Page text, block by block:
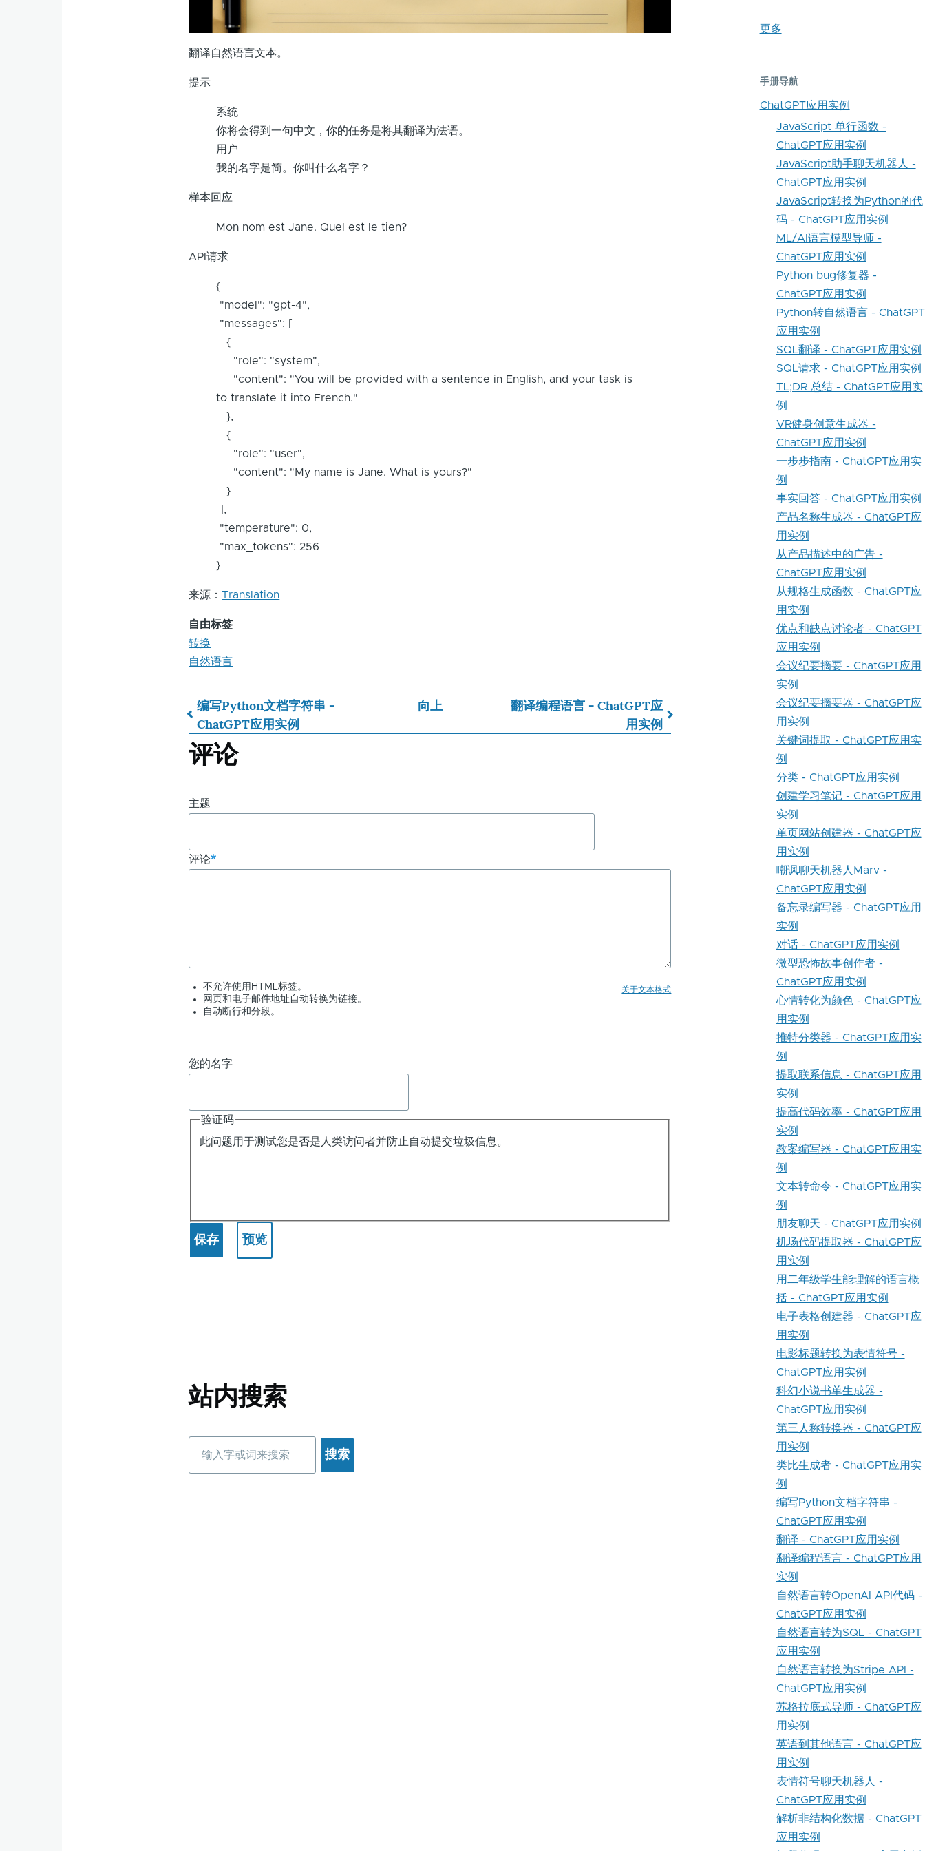
翻译自然语言文本。
提示
系统
你将会得到一句中文，你的任务是将其翻译为法语。
用户
我的名字是简。你叫什么名字？
样本回应
Mon nom est Jane. Quel est le tien?
API请求
{
"model": "gpt-4",
"messages": [
{
"role": "system",
"content": "You will be provided with a sentence in English, and your task is
to translate it into French."
},
{
"role": "user",
"content": "My name is Jane. What is yours?"
}
],
"temperature": 0,
"max_tokens": 256
}
来源：Translation
自由标签
转换
自然语言
书
籍
遍
历
译
ChatGPT
应
用
例
编写Python文档字符串 -
ChatGPT应用实例
向上
翻译编程语言 - ChatGPT应
用实例
评论
主题
评论
关于文本格式
不允许使用HTML标签。
网页和电子邮件地址自动转换为链接。
自动断行和分段。
您的名字
验证码
此问题用于测试您是否是人类访问者并防止自动提交垃圾信息。
站内搜索
更多
手册导航
ChatGPT应用实例
JavaScript 单行函数 -
ChatGPT应用实例
JavaScript助手聊天机器人 -
ChatGPT应用实例
JavaScript转换为Python的代
码 - ChatGPT应用实例
ML/AI语言模型导师 -
ChatGPT应用实例
Python bug修复器 -
ChatGPT应用实例
Python转自然语言 - ChatGPT
应用实例
SQL翻译 - ChatGPT应用实例
SQL请求 - ChatGPT应用实例
TL;DR 总结 - ChatGPT应用实
例
VR健身创意生成器 -
ChatGPT应用实例
一步步指南 - ChatGPT应用实
例
事实回答 - ChatGPT应用实例
产品名称生成器 - ChatGPT应
用实例
从产品描述中的广告 -
ChatGPT应用实例
从规格生成函数 - ChatGPT应
用实例
优点和缺点讨论者 - ChatGPT
应用实例
会议纪要摘要 - ChatGPT应用
实例
会议纪要摘要器 - ChatGPT应
用实例
关键词提取 - ChatGPT应用实
例
分类 - ChatGPT应用实例
创建学习笔记 - ChatGPT应用
实例
单页网站创建器 - ChatGPT应
用实例
嘲讽聊天机器人Marv -
ChatGPT应用实例
备忘录编写器 - ChatGPT应用
实例
对话 - ChatGPT应用实例
微型恐怖故事创作者 -
ChatGPT应用实例
心情转化为颜色 - ChatGPT应
用实例
推特分类器 - ChatGPT应用实
例
提取联系信息 - ChatGPT应用
实例
提高代码效率 - ChatGPT应用
实例
教案编写器 - ChatGPT应用实
例
文本转命令 - ChatGPT应用实
例
朋友聊天 - ChatGPT应用实例
机场代码提取器 - ChatGPT应
用实例
用二年级学生能理解的语言概
括 - ChatGPT应用实例
电子表格创建器 - ChatGPT应
用实例
电影标题转换为表情符号 -
ChatGPT应用实例
科幻小说书单生成器 -
ChatGPT应用实例
第三人称转换器 - ChatGPT应
用实例
类比生成者 - ChatGPT应用实
例
编写Python文档字符串 -
ChatGPT应用实例
翻译 - ChatGPT应用实例
翻译编程语言 - ChatGPT应用
实例
自然语言转OpenAI API代码 -
ChatGPT应用实例
自然语言转为SQL - ChatGPT
应用实例
自然语言转换为Stripe API -
ChatGPT应用实例
苏格拉底式导师 - ChatGPT应
用实例
英语到其他语言 - ChatGPT应
用实例
表情符号聊天机器人 -
ChatGPT应用实例
解析非结构化数据 - ChatGPT
应用实例